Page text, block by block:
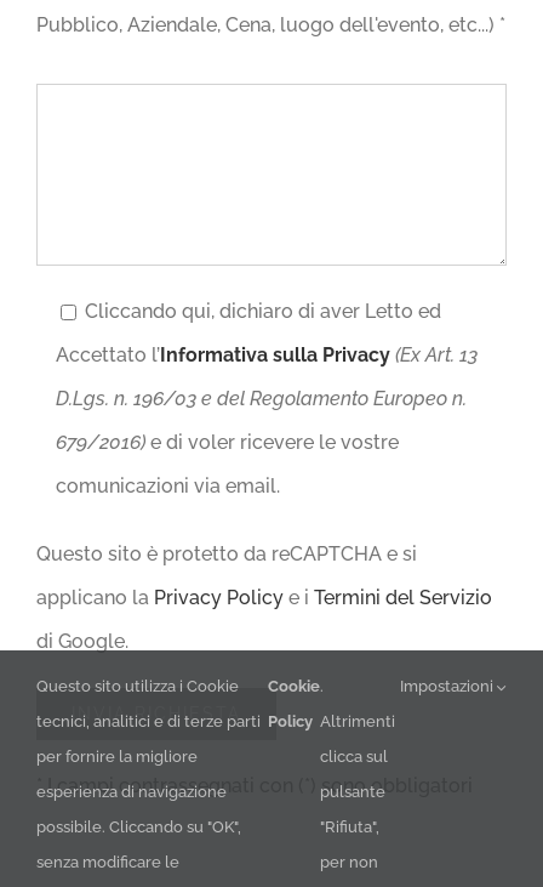
Pubblico, Aziendale, Cena, luogo dell'evento, etc...) *
Cliccando qui, dichiaro di aver Letto ed
Accettato l’Informativa sulla Privacy (Ex Art. 13
D.Lgs. n. 196/03 e del Regolamento Europeo n.
679/2016) e di voler ricevere le vostre
comunicazioni via email.
Questo sito è protetto da reCAPTCHA e si
applicano la Privacy Policy e i Termini del Servizio
di Google.
* I campi contrassegnati con (*) sono obbligatori
Questo sito utilizza i Cookie
tecnici, analitici e di terze parti
per fornire la migliore
esperienza di navigazione
possibile. Cliccando su "OK",
senza modificare le
Cookie
Policy
.
Altrimenti
clicca sul
pulsante
"Rifiuta",
per non
Impostazioni